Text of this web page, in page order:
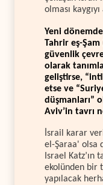
olması kaygıyı
Yeni
Tahrir eş-
güvenlik
olarak
geliştirse,
etse ve
düşmanları”
Aviv’in tavrı
İsrail karar
el-Şaraa' olsa
Israel Katz’ın
ekolünden bir
yapılacak